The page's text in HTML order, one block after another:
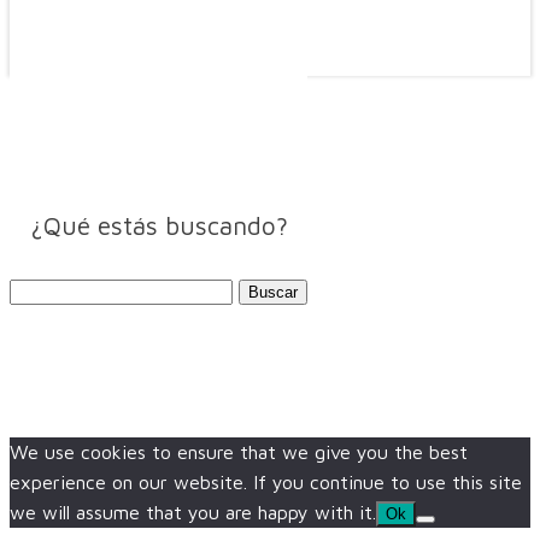
¿Qué estás buscando?
We use cookies to ensure that we give you the best
experience on our website. If you continue to use this site
we will assume that you are happy with it.
Ok